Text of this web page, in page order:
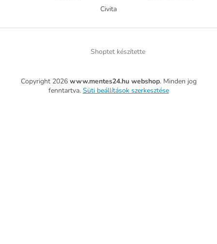
Civita
Shoptet készítette
Copyright 2026 www.mentes24.hu webshop. Minden jog
fenntartva. Süti beállítások szerkesztése